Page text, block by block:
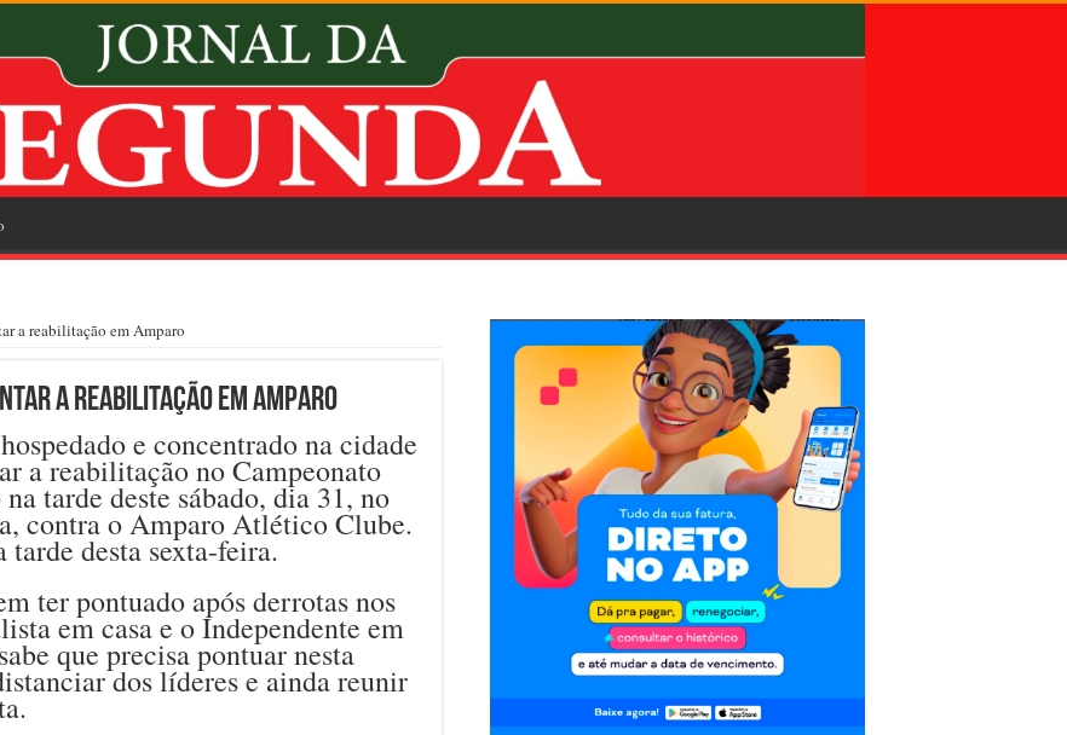
a reabilitação em Amparo
a reabilitação em Amparo
e concentrado na cidade
a reabilitação no Campeonato
tarde deste sábado, dia 31, no
contra o Amparo Atlético Clube.
desta sexta-feira.
ter pontuado após derrotas nos
em casa e o Independente em
que precisa pontuar nesta
dos líderes e ainda reunir